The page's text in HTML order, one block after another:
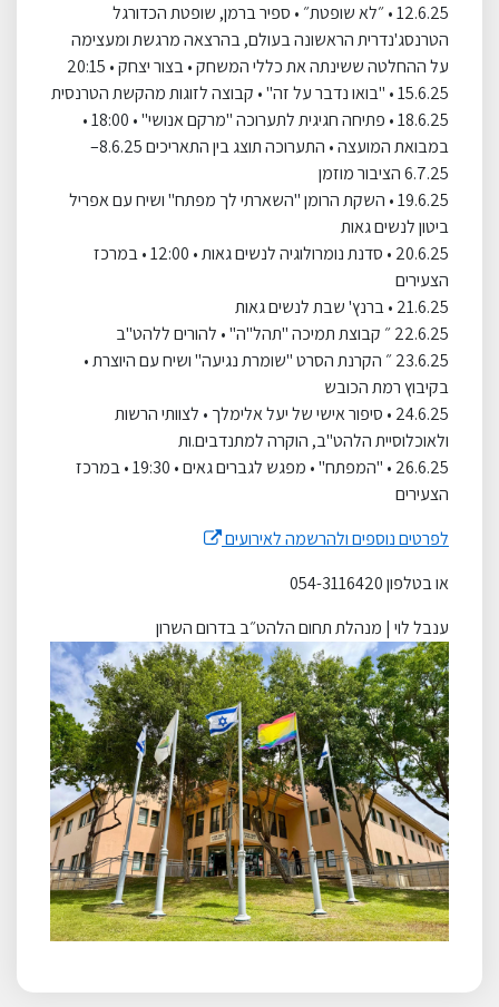
12.6.25 • ״לא שופטת״ • ספיר ברמן, שופטת הכדורגל
הטרנסג'נדרית הראשונה בעולם, בהרצאה מרגשת ומעצימה
על ההחלטה ששינתה את כללי המשחק • בצור יצחק • 20:15
15.6.25 • "בואו נדבר על זה" • קבוצה לזוגות מהקשת הטרנסית
18.6.25 • פתיחה חגיגית לתערוכה "מרקם אנושי" • 18:00 •
במבואת המועצה • התערוכה תוצג בין התאריכים 8.6.25–
6.7.25 הציבור מוזמן
19.6.25 • השקת הרומן "השארתי לך מפתח" ושיח עם אפריל
ביטון לנשים גאות
20.6.25 • סדנת נומרולוגיה לנשים גאות • 12:00 • במרכז
הצעירים
21.6.25 • ברנץ' שבת לנשים גאות
22.6.25 ״ קבוצת תמיכה "תהל"ה" • להורים ללהט"ב
23.6.25 ״ הקרנת הסרט "שומרת נגיעה" ושיח עם היוצרת •
בקיבוץ רמת הכובש
24.6.25 • סיפור אישי של יעל אלימלך • לצוותי הרשות
ולאוכלוסיית הלהט"ב, הוקרה למתנדבים.ות
26.6.25 • "המפתח" • מפגש לגברים גאים • 19:30 • במרכז
הצעירים
לפרטים נוספים ולהרשמה לאירועים
או בטלפון 054-3116420
ענבל לוי | מנהלת תחום הלהט״ב בדרום השרון